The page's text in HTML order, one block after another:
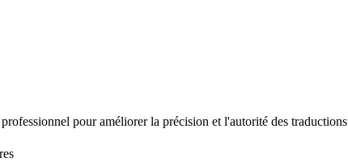
pour améliorer la précision et l'autorité des traductions